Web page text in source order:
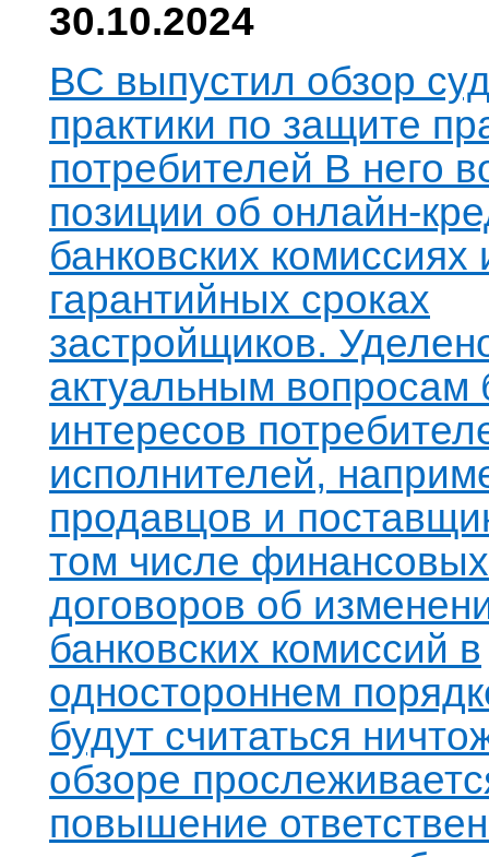
30.10.2024
ВС выпустил обзор
практики по защите
потребителей В него
позиции об онлайн-
банковских комиссиях
гарантийных сроках
застройщиков.
актуальным вопросам
интересов
исполнителей,
продавцов и
том числе
договоров об
банковских комиссий в
одностороннем
будут считаться
обзоре
повышение